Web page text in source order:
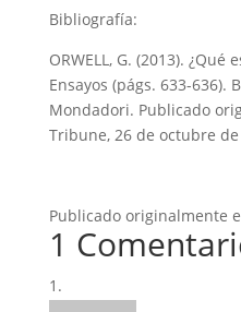
Bibliografía:
ORWELL, G. (2013). ¿Qué
Ensayos (págs. 633-636).
Mondadori. Publicado
Tribune, 26 de octubre de
Publicado originalmente
1